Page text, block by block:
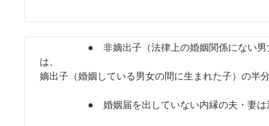
● 非嫡出子（法律上の婚姻関係にない男女
は、
嫡出子（婚姻している男女の間に生まれた子）の半
● 婚姻届を出していない内縁の夫・妻は法